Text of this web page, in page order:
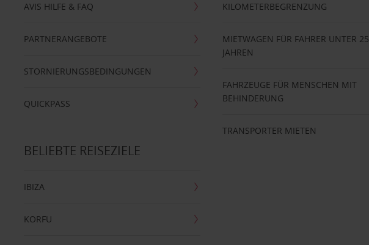
AVIS HILFE & FAQ
PARTNERANGEBOTE
STORNIERUNGSBEDINGUNGEN
QUICKPASS
KILOMETERBEGRENZUNG
MIETWAGEN FÜR FAHRER UNTER 25
JAHREN
FAHRZEUGE FÜR MENSCHEN MIT
BEHINDERUNG
TRANSPORTER MIETEN
BELIEBTE REISEZIELE
IBIZA
KORFU